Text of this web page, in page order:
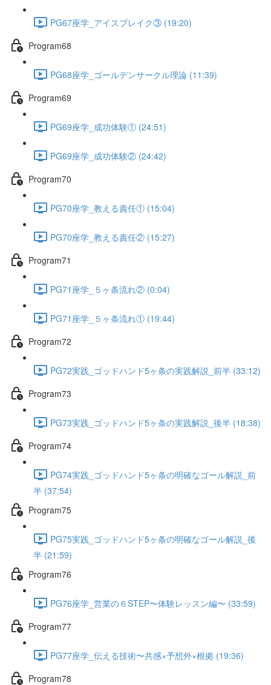
PG67座学_アイスブレイク③ (19:20)
Program68
PG68座学_ゴールデンサークル理論 (11:39)
Program69
PG69座学_成功体験① (24:51)
PG69座学_成功体験② (24:42)
Program70
PG70座学_教える責任① (15:04)
PG70座学_教える責任② (15:27)
Program71
PG71座学_５ヶ条流れ② (0:04)
PG71座学_５ヶ条流れ① (19:44)
Program72
PG72実践_ゴッドハンド5ヶ条の実践解説_前半 (33:12)
Program73
PG73実践_ゴッドハンド5ヶ条の実践解説_後半 (18:38)
Program74
PG74実践_ゴッドハンド5ヶ条の明確なゴール解説_前
半 (37:54)
Program75
PG75実践_ゴッドハンド5ヶ条の明確なゴール解説_後
半 (21:59)
Program76
PG76座学_営業の６STEP〜体験レッスン編〜 (33:59)
Program77
PG77座学_伝える技術〜共感×予想外×根拠 (19:36)
Program78